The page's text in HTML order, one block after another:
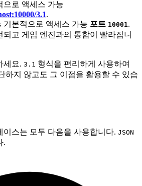
으로 액세스 가능
3.1.
기본적으로 액세스 가능 포트 10001 .
되고 게임 엔진과의 통합이 빨라집니
세요. 3.1 형식을 편리하게 사용하여
하지 않고도 그 이점을 활용할 수 있습
이스는 모두 다음을 사용합니다. JSON
.